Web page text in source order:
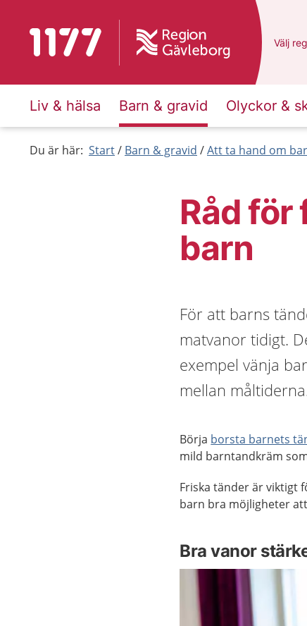
Till startsidan för 1177 Du har
Välj en
Liv & hälsa Barn & gravid Olyckor &
Du är här: Start Barn & gravid Att ta hand om
Råd
barn
För att barns
matvanor tidigt.
exempel vänja
mellan
Börja borsta barnets
mild barntandkräm
Friska tänder är viktigt
barn bra möjligheter
Bra vanor